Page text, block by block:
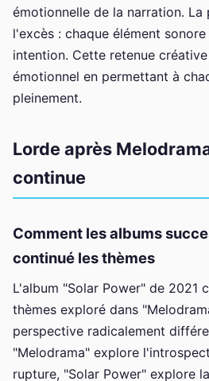
émotionnelle de la narration.
l'excès : chaque élément
intention. Cette retenue
émotionnel en permettant à
pleinement.
Lorde après
continue
Comment les albums
continué les thèmes
L'album "Solar Power" de 2021
thèmes exploré dans
perspective radicalement
"Melodrama" explore
rupture, "Solar Power" explore